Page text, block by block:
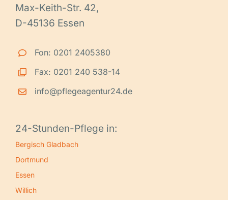
Max-Keith-Str. 42,
D-45136 Essen
Fon: 0201 2405380
Fax: 0201 240 538-14
info@pflegeagentur24.de
24-Stunden-Pflege in:
Bergisch Gladbach
Dortmund
Essen
Willich